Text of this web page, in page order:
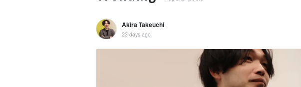
Akira Takeuchi
23 days ago